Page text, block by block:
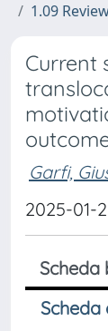
1.09
Current
Garfi,
2025-01-
Scheda
Scheda